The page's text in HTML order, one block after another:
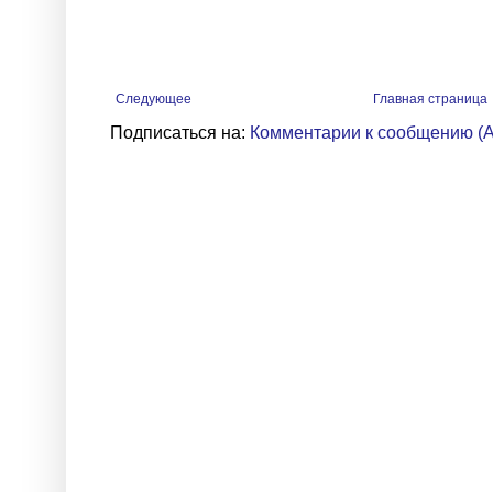
Следующее Главная страница
Подписаться на: Комментарии к сообщению